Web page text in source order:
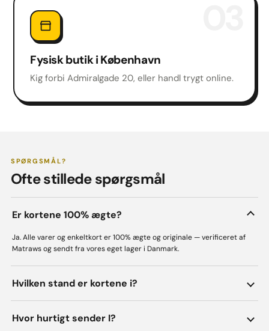
Fysisk butik i København
Kig forbi Admiralgade 20, eller handl trygt online.
SPØRGSMÅL?
Ofte stillede spørgsmål
Er kortene 100% ægte?
Ja. Alle varer og enkeltkort er 100% ægte og originale — verificeret af
Matraws og sendt fra vores eget lager i Danmark.
Hvilken stand er kortene i?
Hvor hurtigt sender I?